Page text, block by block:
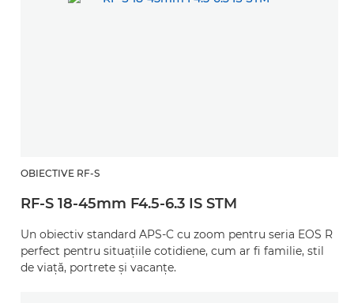
OBIECTIVE RF-S
RF-S 18-45mm F4.5-6.3 IS STM
Un obiectiv standard APS-C cu zoom pentru seria EOS R
perfect pentru situaţiile cotidiene, cum ar fi familie, stil
de viaţă, portrete şi vacanţe.